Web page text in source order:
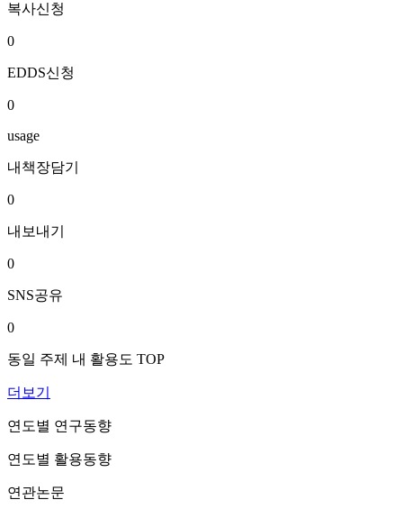
복사신청
0
EDDS신청
0
usage
내책장담기
0
내보내기
0
SNS공유
0
동일 주제 내 활용도 TOP
더보기
연도별 연구동향
연도별 활용동향
연관논문